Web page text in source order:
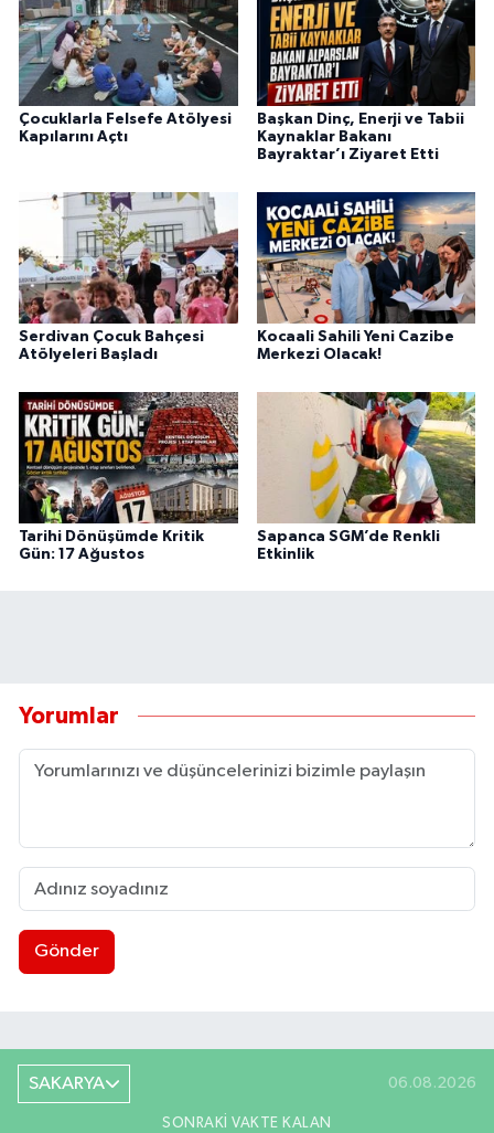
Çocuklarla Felsefe Atölyesi
Kapılarını Açtı
Başkan Dinç, Enerji ve Tabii
Kaynaklar Bakanı
Bayraktar’ı Ziyaret Etti
Serdivan Çocuk Bahçesi
Atölyeleri Başladı
Kocaali Sahili Yeni Cazibe
Merkezi Olacak!
Tarihi Dönüşümde Kritik
Gün: 17 Ağustos
Sapanca SGM’de Renkli
Etkinlik
Yorumlar
Gönder
SAKARYA 06.08.2026
SONRAKI VAKTE KALAN